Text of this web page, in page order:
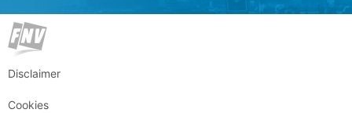
Disclaimer
Cookies